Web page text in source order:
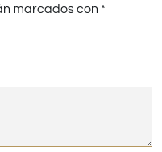
marcados con *